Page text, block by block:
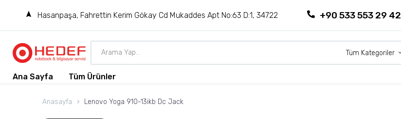
Hasanpaşa, Fahrettin Kerim Gökay Cd Mukaddes Apt No:63 D:1, 34722 +90 533 553 29 42
Tüm Kategoriler
Ana Sayfa Tüm Ürünler
Anasayfa Lenovo Yoga 910-13ikb Dc Jack